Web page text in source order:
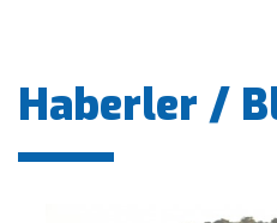
Haberler /